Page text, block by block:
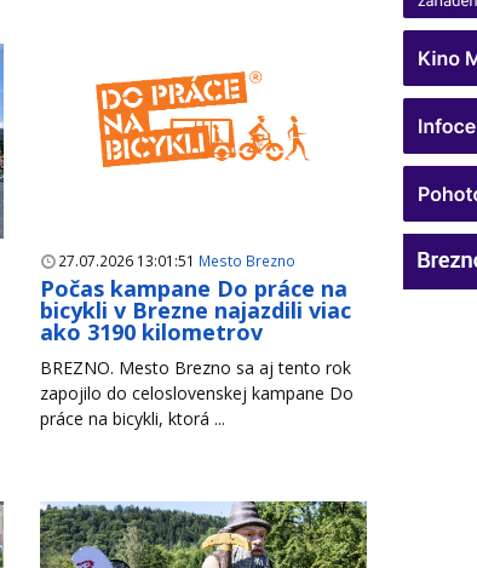
27.07.2026 13:01:51 Mesto Brezno
Počas kampane Do práce na
bicykli v Brezne najazdili viac
ako 3190 kilometrov
BREZNO. Mesto Brezno sa aj tento rok
zapojilo do celoslovenskej kampane Do
práce na bicykli, ktorá ...